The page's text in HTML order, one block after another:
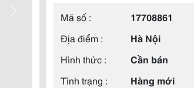
Mã số :
17708861
Địa điểm :
Hà Nội
Hình thức :
Cần bán
Tình trạng :
Hàng mới